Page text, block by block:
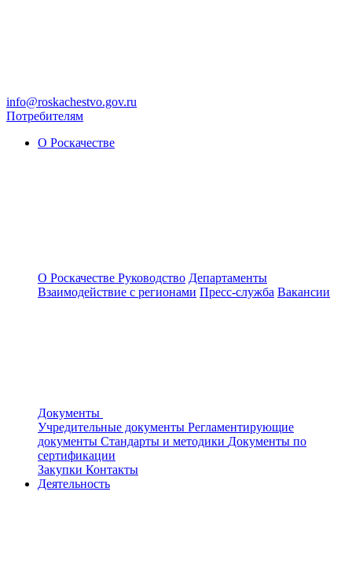
info@roskachestvo.gov.ru
Потребителям
О Роскачестве
О Роскачестве Руководство Департаменты
Взаимодействие с регионами Пресс-служба Вакансии
Документы
Учредительные документы Регламентирующие
документы Стандарты и методики Документы по
сертификации
Закупки Контакты
Деятельность